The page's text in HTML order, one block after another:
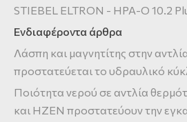
STIEBEL ELTRON - HPA-O 10.2
Ενδιαφέροντα άρθρα
Λάσπη και μαγνητίτης στην
προστατεύεται το υδραυλικό
Ποιότητα νερού σε αντλία
και HZEN προστατεύουν την